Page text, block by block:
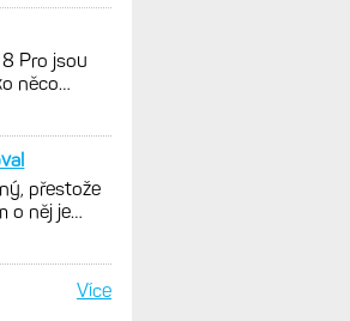
Pro jsou
něco
přestože
o něj je
Více